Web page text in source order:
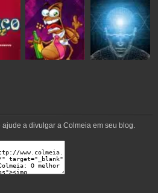
a divulgar a Colmeia em seu blog.